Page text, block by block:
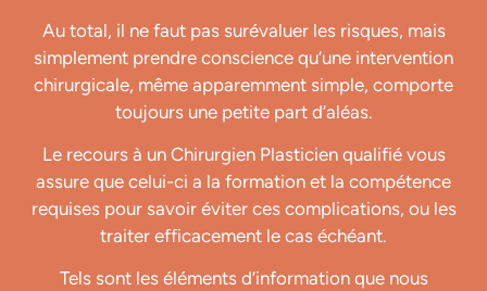
Au total, il ne faut pas surévaluer les risques, mais
simplement prendre conscience qu’une intervention
chirurgicale, même apparemment simple, comporte
toujours une petite part d’aléas.
Le recours à un Chirurgien Plasticien qualifié vous
assure que celui-ci a la formation et la compétence
requises pour savoir éviter ces complications, ou les
traiter efficacement le cas échéant.
Tels sont les éléments d’information que nous